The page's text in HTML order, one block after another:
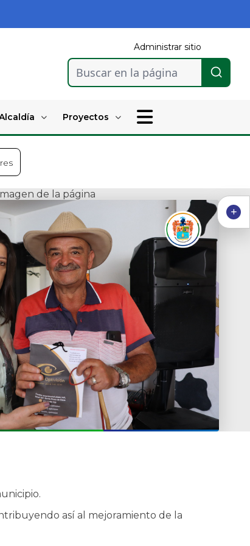
Administrar sitio
Buscar en la página
Proyectos
Imagen de la página
así al mejoramiento de la